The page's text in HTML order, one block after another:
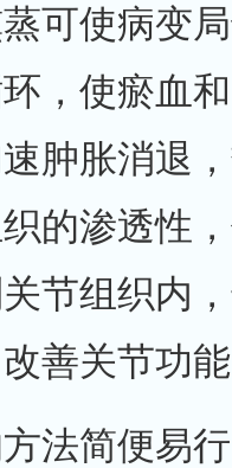
可使病变
，使瘀血
肿胀消退
的渗透性
节组织内
善关节功
简便易行